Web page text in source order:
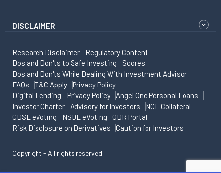
DISCLAIMER
Research Disclaimer
Regulatory Content
Dos and Don'ts to Safe Investing
Scores
Dos and Don'ts While Dealing With Investment Advisor
FAQs
T&C Apply
Privacy Policy
Digital Lending - Privacy Policy
Angel One Personal Loans
Investor Charter
Advisory for Investors
NCL Collateral
CDSL eVoting
NSDL eVoting
ODR Portal
Risk Disclosure on Derivatives
Caution for Investors
Copyright - All rights reserved